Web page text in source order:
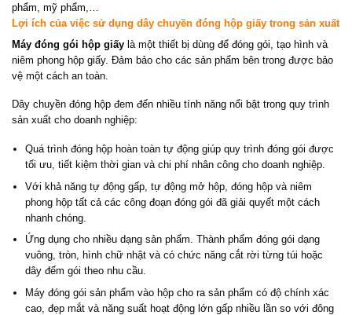
phẩm, mỹ phẩm,…
Lợi ích của việc sử dụng dây chuyền đóng hộp giấy trong sản xuất
Máy đóng gói hộp giấy là một thiết bị dùng để đóng gói, tạo hình và
niêm phong hộp giấy. Đảm bảo cho các sản phẩm bên trong được bảo
vệ một cách an toàn.
Dây chuyền đóng hộp đem đến nhiều tính năng nổi bật trong quy trình
sản xuất cho doanh nghiệp:
Quá trình đóng hộp hoàn toàn tự động giúp quy trình đóng gói được
tối ưu, tiết kiệm thời gian và chi phí nhân công cho doanh nghiệp.
Với khả năng tự động gấp, tự động mở hộp, đóng hộp và niêm
phong hộp tất cả các công đoạn đóng gói đã giải quyết một cách
nhanh chóng.
Ứng dụng cho nhiều dạng sản phẩm. Thành phẩm đóng gói dạng
vuông, tròn, hình chữ nhật và có chức năng cắt rời từng túi hoặc
dây đếm gói theo nhu cầu.
Máy đóng gói sản phẩm vào hộp cho ra sản phẩm có độ chính xác
cao, đẹp mắt và năng suất hoạt động lớn gấp nhiều lần so với đông